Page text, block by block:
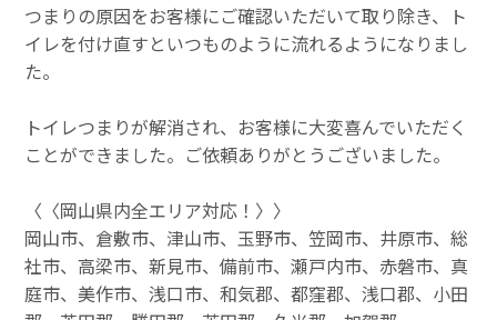
つまりの原因をお客様にご確認いただいて取り除き、ト
イレを付け直すといつものように流れるようになりまし
た。
トイレつまりが解消され、お客様に大変喜んでいただく
ことができました。ご依頼ありがとうございました。
〈〈岡山県内全エリア対応！〉〉
岡山市、倉敷市、津山市、玉野市、笠岡市、井原市、総
社市、高梁市、新見市、備前市、瀬戸内市、赤磐市、真
庭市、美作市、浅口市、和気郡、都窪郡、浅口郡、小田